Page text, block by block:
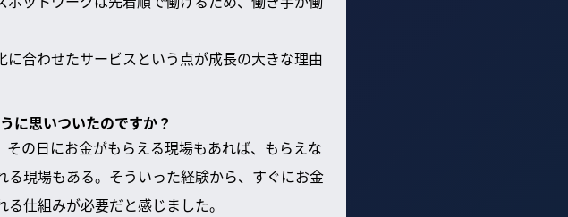
合わせたサービスという点が成長の大きな理由
に思いついたのですか？
の日にお金がもらえる現場もあれば、もらえな
現場もある。そういった経験から、すぐにお金
仕組みが必要だと感じました。